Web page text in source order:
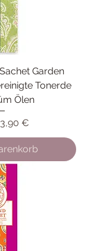
Garden
Tonerde
Ölen
Sale-Preis
3,90 €